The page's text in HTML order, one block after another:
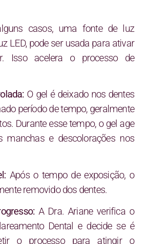
casos, uma fonte de luz
LED, pode ser usada para ativar
Isso acelera o processo de
O gel é deixado nos dentes
período de tempo, geralmente
Durante esse tempo, o gel age
manchas e descolorações nos
Após o tempo de exposição, o
removido dos dentes.
A Dra. Ariane verifica o
Dental e decide se é
o processo para atingir o